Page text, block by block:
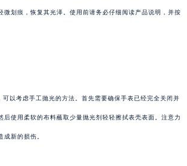
微划痕，恢复其光泽。使用前请务必仔细阅读产品说明，并按
可以考虑手工抛光的方法。首先需要确保手表已经完全关闭并
后使用柔软的布料蘸取少量抛光剂轻轻擦拭表壳表面。注意力
成新的损伤。